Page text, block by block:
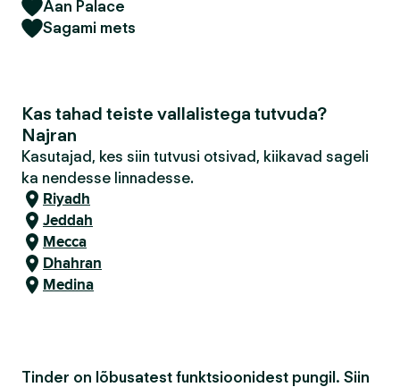
Aan Palace
Sagami mets
Kas tahad teiste vallalistega tutvuda?
Najran
Kasutajad, kes siin tutvusi otsivad, kiikavad sageli
ka nendesse linnadesse.
Riyadh
Jeddah
Mecca
Dhahran
Medina
Tinder on lõbusatest funktsioonidest pungil. Siin